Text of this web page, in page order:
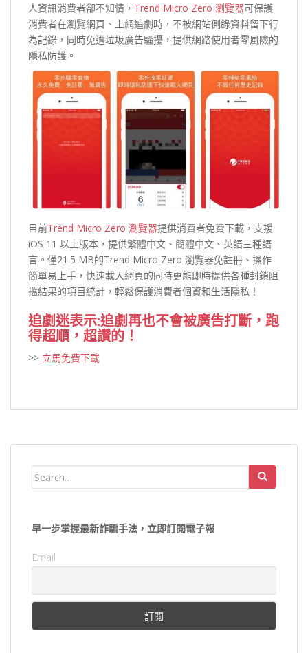
人資訊消費者卻不知情， Trend Micro Zero 瀏覽器可保護
消費者在瀏覽網頁、上網追劇時，不被網站側錄資料留下行
為記錄，同時免遭垃圾廣告騷擾，提供網路使用者零風險的
隱私防護。
目前Trend Micro Zero 瀏覽器提供消費者免費下載，支援
iOS 11 以上版本，提供繁體中文、簡體中文、英語三種語
言。僅21.5 MB的Trend Micro Zero 瀏覽器免註冊、操作
簡單易上手，快速載入網頁的同時更能即時提供各種封鎖阻
擋結果的項目統計，輕鬆保護消費者個資和生活隱私！
追劇迷表示:追劇再也不會被廣告打斷，跑
得超順，超讚的！
>> 立馬免費下載
Search
早一步掌握最新詐騙手法，立即訂閱電子報
Email